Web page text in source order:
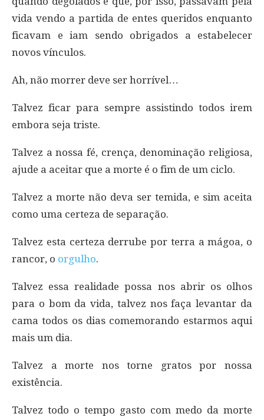
vida vendo a partida de entes queridos enquanto
ficavam e iam sendo obrigados a estabelecer
novos vínculos.
Ah, não morrer deve ser horrível…
Talvez ficar para sempre assistindo todos irem
embora seja triste.
Talvez a nossa fé, crença, denominação religiosa,
ajude a aceitar que a morte é o fim de um ciclo.
Talvez a morte não deva ser temida, e sim aceita
como uma certeza de separação.
Talvez esta certeza derrube por terra a mágoa, o
rancor, o orgulho.
Talvez essa realidade possa nos abrir os olhos
para o bom da vida, talvez nos faça levantar da
cama todos os dias comemorando estarmos aqui
mais um dia.
Talvez a morte nos torne gratos por nossa
existência.
Talvez todo o tempo gasto com medo da morte